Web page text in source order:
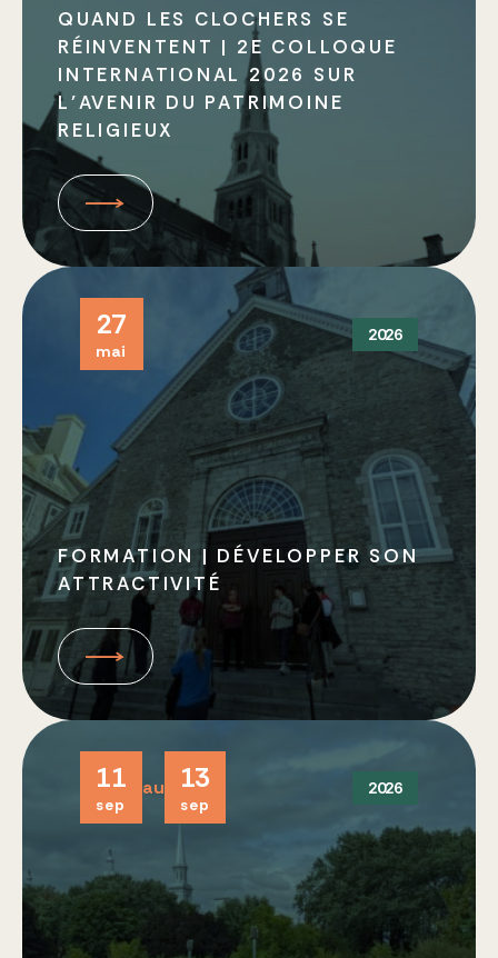
QUAND LES CLOCHERS SE
RÉINVENTENT | 2E COLLOQUE
INTERNATIONAL 2026 SUR
L’AVENIR DU PATRIMOINE
RELIGIEUX
27
mai
2026
FORMATION | DÉVELOPPER SON
ATTRACTIVITÉ
11
sep
au 13
sep
2026